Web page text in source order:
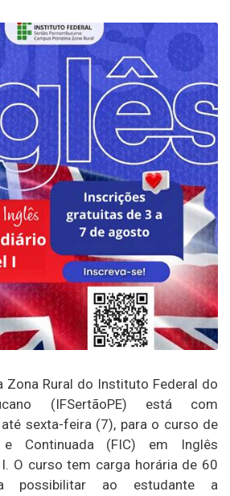
Zona Rural do Instituto Federal do
(IFSertãoPE) está com
sexta-feira (7), para o curso de
Continuada (FIC) em Inglês
O curso tem carga horária de 60
possibilitar ao estudante a